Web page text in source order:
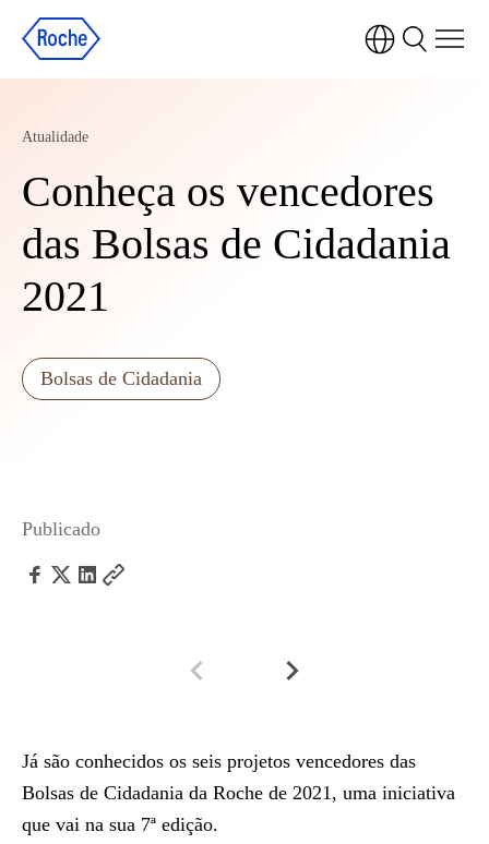
Atualidade
Conheça os vencedores
das Bolsas de Cidadania
2021
Bolsas de Cidadania
Publicado
Já são conhecidos os seis projetos vencedores das
Bolsas de Cidadania da Roche de 2021, uma iniciativa
que vai na sua 7ª edição.